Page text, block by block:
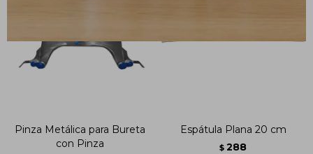
Pinza Metálica para Bureta
con Pinza
Espátula Plana 20 cm
$ 288